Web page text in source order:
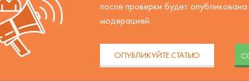
после проверки будет
модерацией.
ОПУБЛИКУЙТЕ СТАТЬЮ